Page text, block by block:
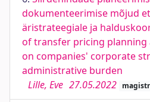
dokumenteerimise mõjud
äristrateegiale ja
of transfer pricing
on companies' corporate
administrative burden
Lille, Eve 27.05.2022